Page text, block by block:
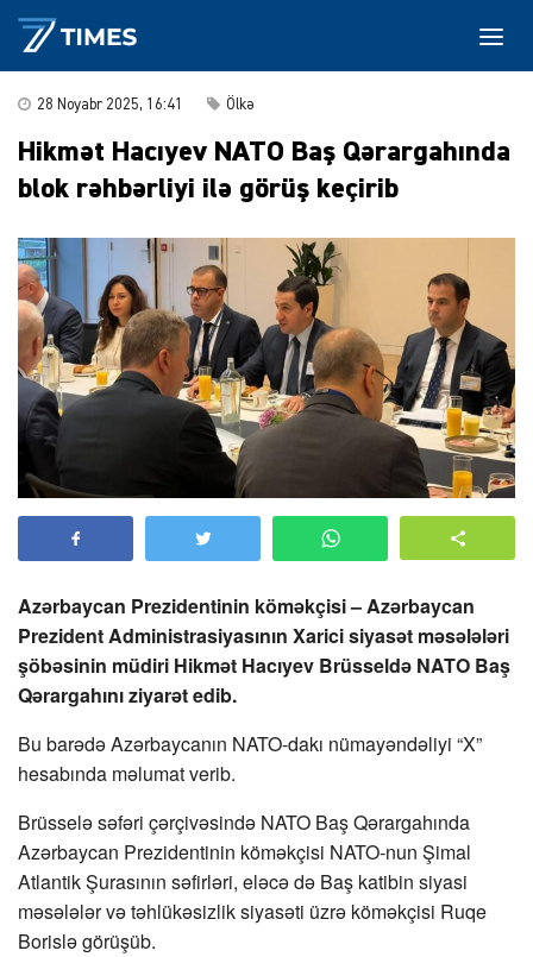
28 Noyabr 2025, 16:41 Ölkə
Hikmət Hacıyev NATO Baş Qərargahında
blok rəhbərliyi ilə görüş keçirib
Azərbaycan Prezidentinin köməkçisi – Azərbaycan
Prezident Administrasiyasının Xarici siyasət məsələləri
şöbəsinin müdiri Hikmət Hacıyev Brüsseldə NATO Baş
Qərargahını ziyarət edib.
Bu barədə Azərbaycanın NATO-dakı nümayəndəliyi “X”
hesabında məlumat verib.
Brüsselə səfəri çərçivəsində NATO Baş Qərargahında
Azərbaycan Prezidentinin köməkçisi NATO-nun Şimal
Atlantik Şurasının səfirləri, eləcə də Baş katibin siyasi
məsələlər və təhlükəsizlik siyasəti üzrə köməkçisi Ruqe
Borislə görüşüb.